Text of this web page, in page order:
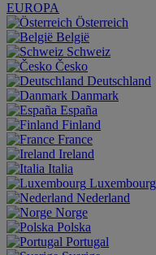
EUROPA
Österreich
België
Schweiz
Česko
Deutschland
Danmark
España
Finland
France
Ireland
Italia
Luxembourg
Nederland
Norge
Polska
Portugal